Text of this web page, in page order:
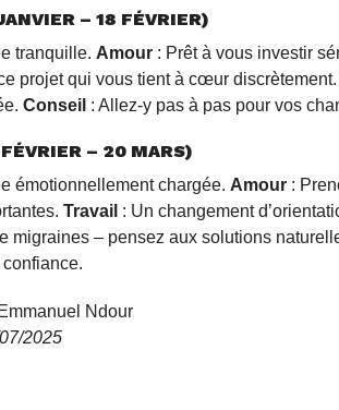
– 18 FÉVRIER)
tranquille. Amour : Prêt à vous investir
projet qui vous tient à cœur discrètement.
Conseil : Allez-y pas à pas pour vos
– 20 MARS)
émotionnellement chargée. Amour :
Travail : Un changement
migraines – pensez aux solutions
Ndour
2025